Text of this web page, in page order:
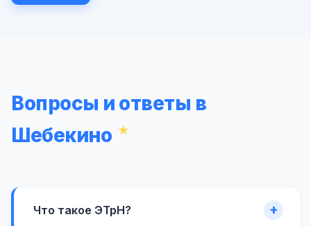
Вопросы и ответы в
Шебекино
Что такое ЭТрН?